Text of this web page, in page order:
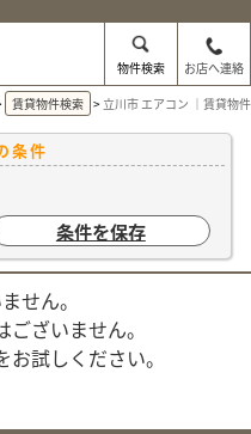
物件検索
お店へ連絡
賃貸物件検索 立川市 エアコン ｜賃貸物
条件
条件を保存
せん。
ざいません。
試しください。